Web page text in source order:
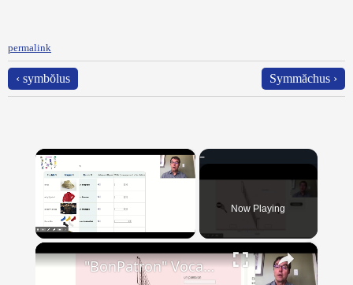
permalink
‹ symbŏlus Symmăchus ›
×
Now Playing
×
"BonPatron" Vocabulary - Clothing